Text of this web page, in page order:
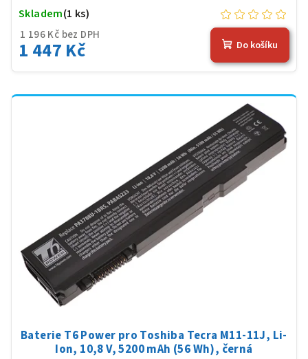
1 196 Kč bez DPH
1 447 Kč
Skladem(1 ks)
Do košíku
Baterie T6 Power pro Toshiba Tecra M11-11J, Li-
Ion, 10,8 V, 5200 mAh (56 Wh), černá